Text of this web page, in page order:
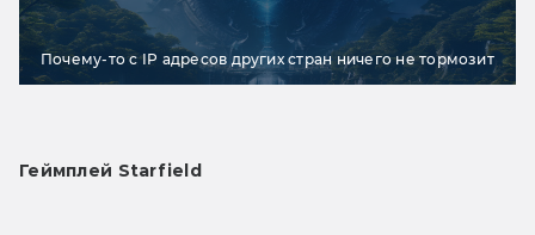
Почему-то с IP адресов других стран ничего не тормозит
Геймплей Starfield